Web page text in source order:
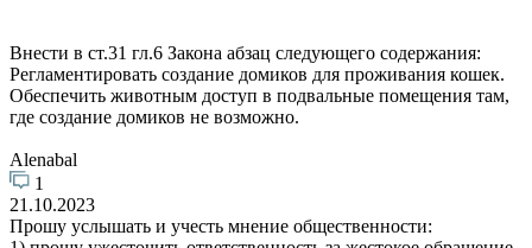
Внести в ст.31 гл.6 Закона абзац следующего содержания:
Регламентировать создание домиков для проживания кошек.
Обеспечить животным доступ в подвальные помещения там,
где создание домиков не возможно.
Alenabal
1
21.10.2023
Прошу услышать и учесть мнение общественности: